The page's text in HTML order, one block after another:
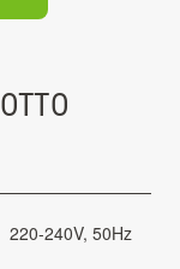
220-240V, 50Hz